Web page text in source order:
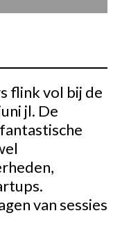
flink vol bij de
jl. De
van sessies